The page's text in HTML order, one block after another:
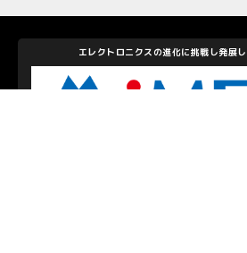
エレクトロニクスの進化に挑戦し発展